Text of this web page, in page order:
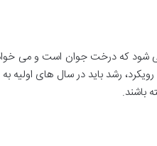
می شود که درخت جوان است و می
باشند.